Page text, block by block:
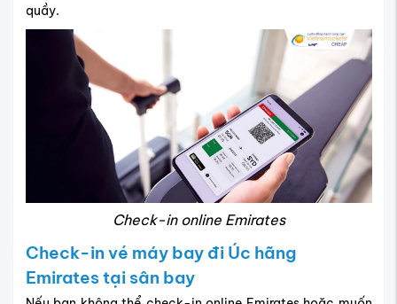
quầy.
Check-in online Emirates
Check-in vé máy bay đi Úc hãng
Emirates tại sân bay